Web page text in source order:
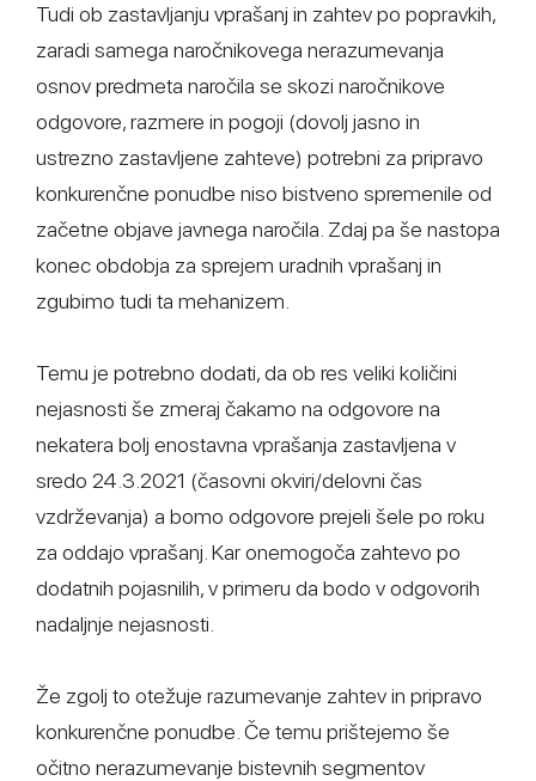
Tudi ob zastavljanju vprašanj in zahtev po popravkih,
zaradi samega naročnikovega nerazumevanja
osnov predmeta naročila se skozi naročnikove
odgovore, razmere in pogoji (dovolj jasno in
ustrezno zastavljene zahteve) potrebni za pripravo
konkurenčne ponudbe niso bistveno spremenile od
začetne objave javnega naročila. Zdaj pa še nastopa
konec obdobja za sprejem uradnih vprašanj in
zgubimo tudi ta mehanizem.
Temu je potrebno dodati, da ob res veliki količini
nejasnosti še zmeraj čakamo na odgovore na
nekatera bolj enostavna vprašanja zastavljena v
sredo 24.3.2021 (časovni okviri/delovni čas
vzdrževanja) a bomo odgovore prejeli šele po roku
za oddajo vprašanj. Kar onemogoča zahtevo po
dodatnih pojasnilih, v primeru da bodo v odgovorih
nadaljnje nejasnosti.
Že zgolj to otežuje razumevanje zahtev in pripravo
konkurenčne ponudbe. Če temu prištejemo še
očitno nerazumevanje bistevnih segmentov